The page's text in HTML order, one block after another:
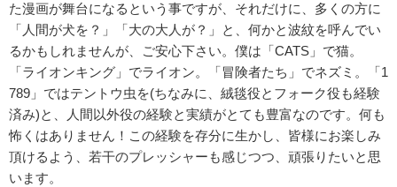
た漫画が舞台になるという事ですが、それだけに、多くの方に
「人間が犬を？」「大の大人が？」と、何かと波紋を呼んでい
るかもしれませんが、ご安心下さい。僕は「CATS」で猫。
「ライオンキング」でライオン。「冒険者たち」でネズミ。「1
789」ではテントウ虫を(ちなみに、絨毯役とフォーク役も経験
済み)と、人間以外役の経験と実績がとても豊富なのです。何も
怖くはありません！この経験を存分に生かし、皆様にお楽しみ
頂けるよう、若干のプレッシャーも感じつつ、頑張りたいと思
います。